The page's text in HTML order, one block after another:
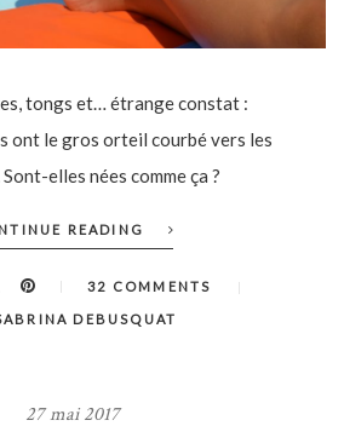
tongs et… étrange constat :
ont le gros orteil courbé vers les
elles nées comme ça ?
READING
32 COMMENTS
DEBUSQUAT
27 mai 2017